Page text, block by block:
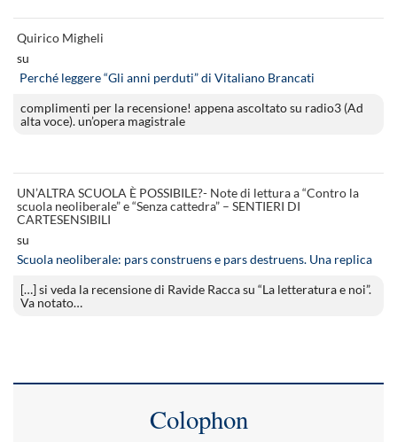
Quirico Migheli
su
Perché leggere “Gli anni perduti” di Vitaliano Brancati
complimenti per la recensione! appena ascoltato su radio3 (Ad
alta voce). un’opera magistrale
UN’ALTRA SCUOLA È POSSIBILE?- Note di lettura a “Contro la
scuola neoliberale” e “Senza cattedra” – SENTIERI DI
CARTESENSIBILI
su
Scuola neoliberale: pars construens e pars destruens. Una replica
[…] si veda la recensione di Ravide Racca su “La letteratura e noi”.
Va notato…
Colophon